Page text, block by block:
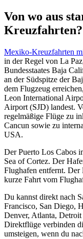
Von wo aus
Kreuzfahrten?
Mexiko-Kreuzfahrten
in der Regel von La
Bundesstaates Baja
an der Südspitze der
dem Flugzeug
Leon International
Airport (SJD) landest.
regelmäßige Flüge zu
Cancun sowie zu
USA.
Der Puerto Los Cabos
Sea of Cortez. Der
Flughafen entfernt. Der
kurze Fahrt vom
Du kannst direkt nach
Francisco, San Diego,
Denver, Atlanta,
Direktflüge verbinden
umsteigen, wenn du